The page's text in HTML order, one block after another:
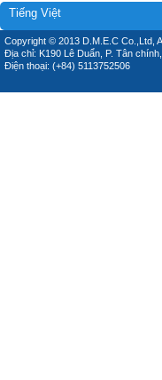
Tiếng Việt
Copyright © 2013 D.M.E.C Co.,Ltd,
Địa chỉ: K190 Lê Duẩn, P. Tân
Điện thoại: (+84) 5113752506